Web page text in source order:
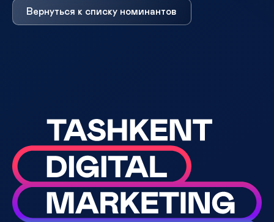
Вернуться к списку номинантов